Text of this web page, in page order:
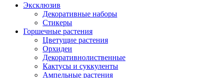
Эксклюзив
Декоративные наборы
Стикеры
Горшечные растения
Цветущие растения
Орхидеи
Декоративнолиственные
Кактусы и суккуленты
Ампельные растения